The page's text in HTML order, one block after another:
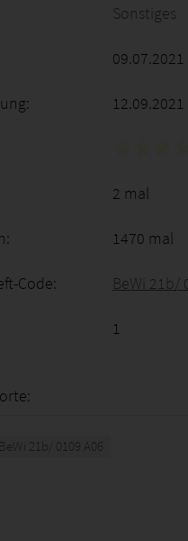
Sonstiges
12.09.2021
2 mal
1470 mal
Code: BeWi 21b/
1
BeWi 21b/ 0109 A06